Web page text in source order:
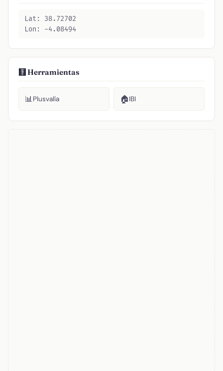
Lat: 38.72702
Lon: -4.08494
🧮 Herramientas
📊Plusvalía 🏠IBI